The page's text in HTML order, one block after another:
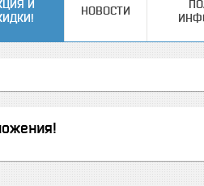
И
НОВОСТИ